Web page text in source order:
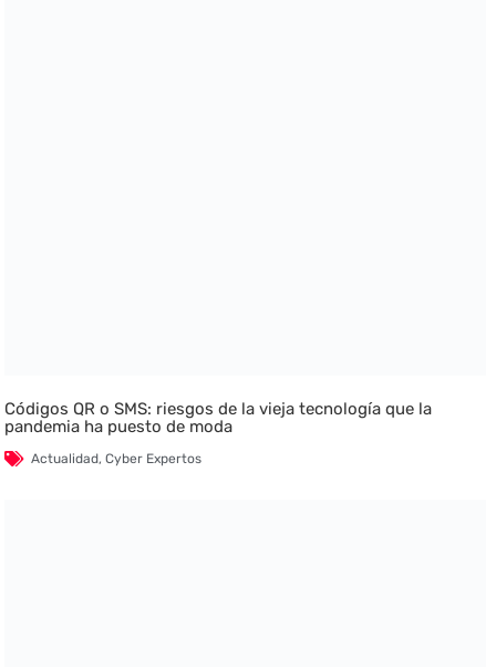
Códigos QR o SMS: riesgos de la vieja tecnología que la
pandemia ha puesto de moda
Actualidad,Cyber Expertos